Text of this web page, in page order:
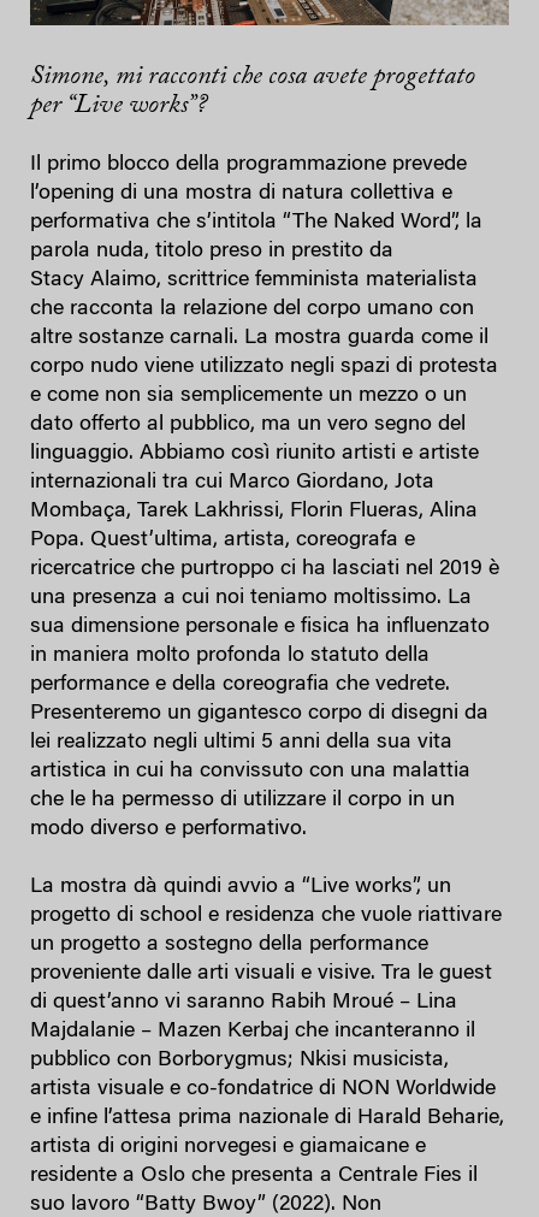
Simone, mi racconti che cosa avete progettato
per “Live works”?
Il primo blocco della programmazione prevede
l’opening di una mostra di natura collettiva e
performativa che s’intitola “The Naked Word”, la
parola nuda, titolo preso in prestito da
Stacy Alaimo, scrittrice femminista materialista
che racconta la relazione del corpo umano con
altre sostanze carnali. La mostra guarda come il
corpo nudo viene utilizzato negli spazi di protesta
e come non sia semplicemente un mezzo o un
dato offerto al pubblico, ma un vero segno del
linguaggio. Abbiamo così riunito artisti e artiste
internazionali tra cui Marco Giordano, Jota
Mombaça, Tarek Lakhrissi, Florin Flueras, Alina
Popa. Quest’ultima, artista, coreografa e
ricercatrice che purtroppo ci ha lasciati nel 2019 è
una presenza a cui noi teniamo moltissimo. La
sua dimensione personale e fisica ha influenzato
in maniera molto profonda lo statuto della
performance e della coreografia che vedrete.
Presenteremo un gigantesco corpo di disegni da
lei realizzato negli ultimi 5 anni della sua vita
artistica in cui ha convissuto con una malattia
che le ha permesso di utilizzare il corpo in un
modo diverso e performativo.
La mostra dà quindi avvio a “Live works”, un
progetto di school e residenza che vuole riattivare
un progetto a sostegno della performance
proveniente dalle arti visuali e visive. Tra le guest
di quest’anno vi saranno Rabih Mroué – Lina
Majdalanie – Mazen Kerbaj che incanteranno il
pubblico con Borborygmus; Nkisi musicista,
artista visuale e co-fondatrice di NON Worldwide
e infine l’attesa prima nazionale di Harald Beharie,
artista di origini norvegesi e giamaicane e
residente a Oslo che presenta a Centrale Fies il
suo lavoro “Batty Bwoy” (2022). Non